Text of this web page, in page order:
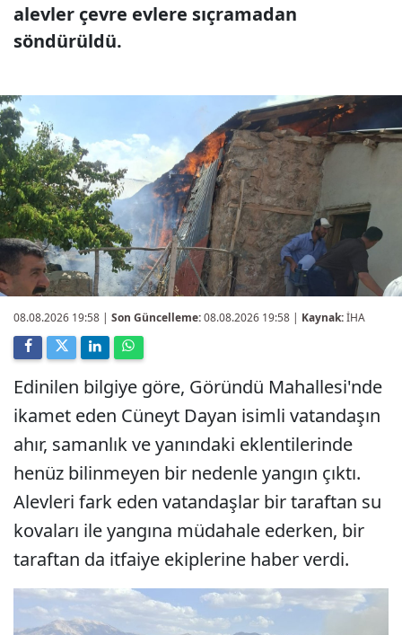
alevler çevre evlere sıçramadan
söndürüldü.
08.08.2026 19:58 | Son Güncelleme:08.08.2026 19:58 | Kaynak:İHA
Edinilen bilgiye göre, Göründü Mahallesi'nde
ikamet eden Cüneyt Dayan isimli vatandaşın
ahır, samanlık ve yanındaki eklentilerinde
henüz bilinmeyen bir nedenle yangın çıktı.
Alevleri fark eden vatandaşlar bir taraftan su
kovaları ile yangına müdahale ederken, bir
taraftan da itfaiye ekiplerine haber verdi.